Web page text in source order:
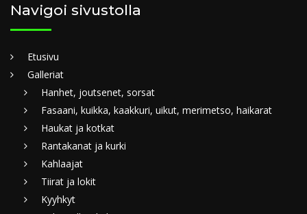
Navigoi sivustolla
Etusivu
Galleriat
Hanhet, joutsenet, sorsat
Fasaani, kuikka, kaakkuri, uikut, merimetso, haikarat
Haukat ja kotkat
Rantakanat ja kurki
Kahlaajat
Tiirat ja lokit
Kyyhkyt